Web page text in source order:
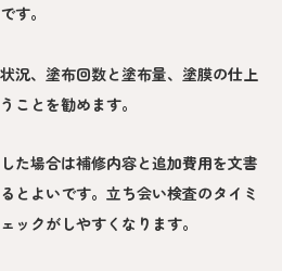
す。
況、塗布回数と塗布量、塗膜の仕上
ことを勧めます。
た場合は補修内容と追加費用を文書
とよいです。立ち会い検査のタイミ
ックがしやすくなります。